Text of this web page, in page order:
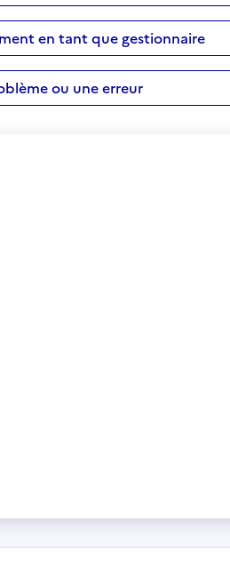
en tant que gestionnaire
ou une erreur